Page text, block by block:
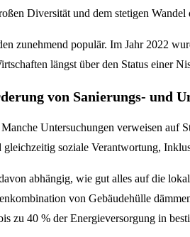
Diversität und dem stetigen
zunehmend populär. Im Jahr 2022
längst über den Status
von Sanierungs- und
Untersuchungen verweisen
soziale Verantwortung,
abhängig, wie gut alles auf die
von Gebäudehülle
zu 40 % der Energieversorgung in